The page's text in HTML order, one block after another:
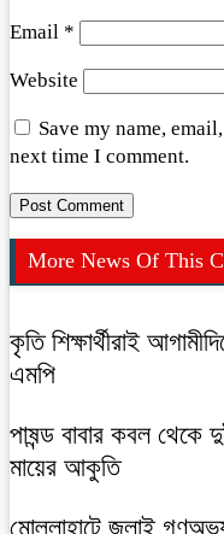
Email *
Website
Save my name,
next time I comment.
More News Of This
কৃতি শিক্ষার্থীরাই
এমপি
পাষন্ড বাবার কবল থেকে
মায়ের আকুতি
মোল্লাহাটে জুলাই